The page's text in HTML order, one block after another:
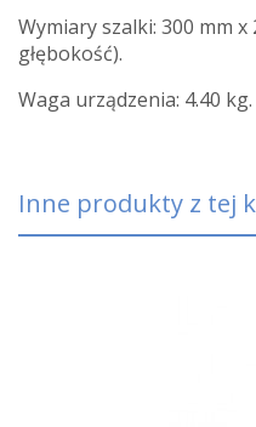
Wymiary szalki: 300 mm
głębokość).
Waga urządzenia: 4.40 kg.
Inne produkty z tej